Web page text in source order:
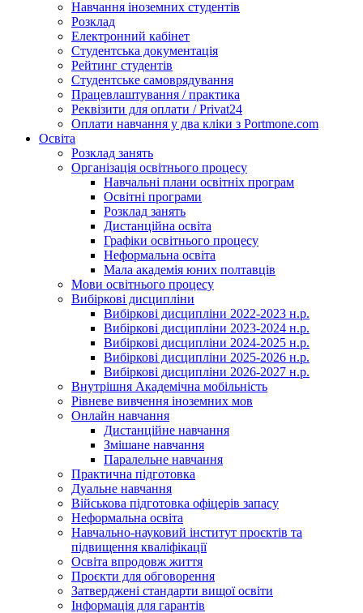
Навчання іноземних студентів
Розклад
Електронний кабінет
Студентська документація
Рейтинг студентів
Студентське самоврядування
Працевлаштування / практика
Реквізити для оплати / Privat24
Оплати навчання у два кліки з Portmone.com
Освіта
Розклад занять
Організація освітнього процесу
Навчальні плани освітніх програм
Освітні програми
Розклад занять
Дистанційна освіта
Графіки освітнього процесу
Неформальна освіта
Мала академія юних полтавців
Мови освітнього процесу
Вибіркові дисципліни
Вибіркові дисципліни 2022-2023 н.р.
Вибіркові дисципліни 2023-2024 н.р.
Вибіркові дисципліни 2024-2025 н.р.
Вибіркові дисципліни 2025-2026 н.р.
Вибіркові дисципліни 2026-2027 н.р.
Внутрішня Академічна мобільність
Рівневе вивчення іноземних мов
Онлайн навчання
Дистанційне навчання
Змішане навчання
Паралельне навчання
Практична підготовка
Дуальне навчання
Військова підготовка офіцерів запасу
Неформальна освіта
Навчально-науковий інститут проєктів та
підвищення кваліфікації
Освіта впродовж життя
Проєкти для обговорення
Затверджені стандарти вищої освіти
Інформація для гарантів